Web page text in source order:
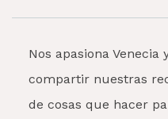
Nos apasiona Venecia
compartir nuestras
de cosas que hacer